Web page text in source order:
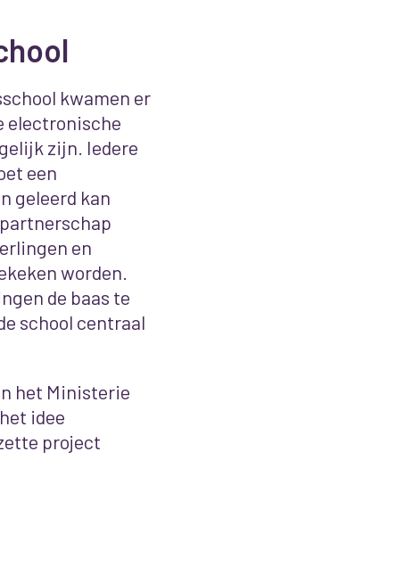
kwamen er
electronische
zijn. Iedere
een
geleerd kan
en
worden.
de baas te
school centraal
het Ministerie
idee
project